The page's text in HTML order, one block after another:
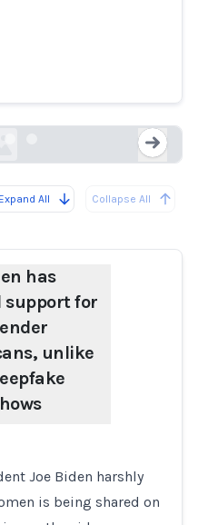
Expand All Collapse All
has
support for
unlike
Joe Biden harshly
is being shared on